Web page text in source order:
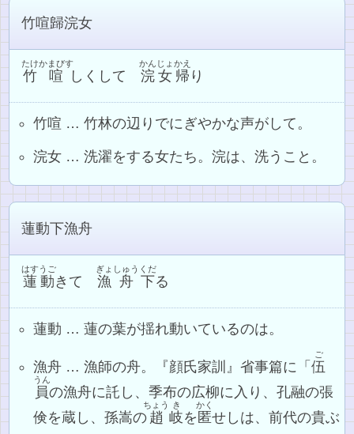
竹喧歸浣女
竹
たけ
喧
かまびす
しくして浣女
かんじょ
帰
かえ
り
竹喧 … 竹林の辺りでにぎやかな声がして。
浣女 … 洗濯をする女たち。浣は、洗うこと。
蓮動下漁舟
蓮
はす
動
うご
きて漁
ぎょ
舟
しゅう
下
くだ
る
蓮動 … 蓮の葉が揺れ動いているのは。
漁舟 … 漁師の舟。『顔氏家訓』省事篇に「伍
ご
員
うん
の漁舟に託し、季布の広柳に入り、孔融の張
倹を蔵し、孫嵩の 趙
ちょう
岐
き
を 匿
かく
せしは、前代の貴ぶ